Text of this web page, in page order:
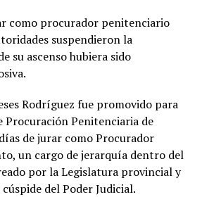
como procurador penitenciario
suspendieron la
su ascenso hubiera sido
Rodríguez fue promovido para
Penitenciaria de
de jurar como Procurador
un cargo de jerarquía dentro del
por la Legislatura provincial y
del Poder Judicial.